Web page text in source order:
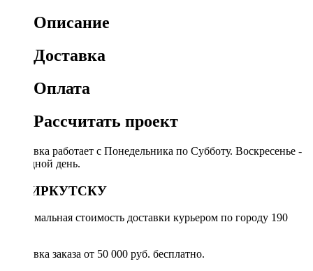
Описание
Доставка
Оплата
Рассчитать проект
Доставка работает с Понедельника по Субботу. Воскресенье -
выходной день.
ПО ИРКУТСКУ
Минимальная стоимость доставки курьером по городу 190
Доставка заказа от 50 000 руб. бесплатно.